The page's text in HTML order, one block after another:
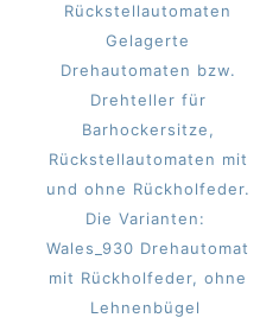
Rückstellautomaten
Gelagerte
Drehautomaten bzw.
Drehteller für
Barhockersitze,
Rückstellautomaten mit
und ohne Rückholfeder.
Die Varianten:
Wales_930 Drehautomat
mit Rückholfeder, ohne
Lehnenbügel